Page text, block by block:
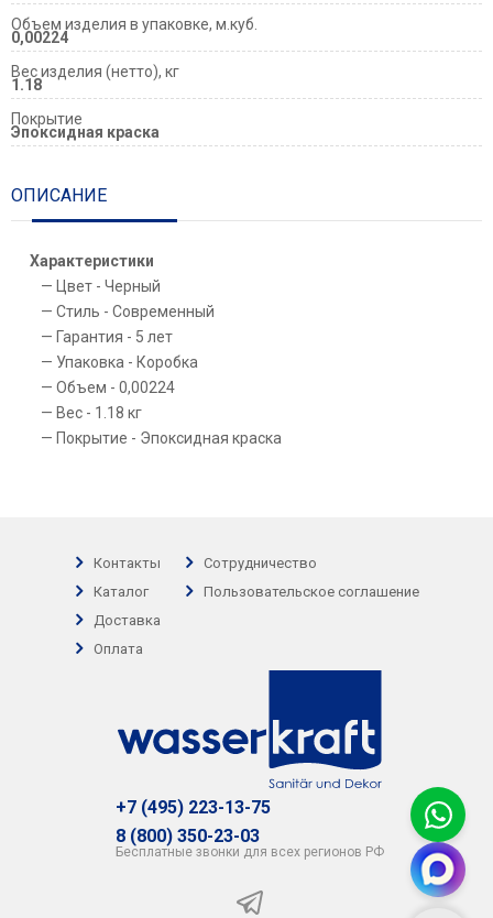
Объем изделия в упаковке, м.куб.
0,00224
Вес изделия (нетто), кг
1.18
Покрытие
Эпоксидная краска
ОПИСАНИЕ
Характеристики
Цвет - Черный
Стиль - Современный
Гарантия - 5 лет
Упаковка - Коробка
Объем - 0,00224
Вес - 1.18 кг
Покрытие - Эпоксидная краска
Контакты
Каталог
Доставка
Оплата
Сотрудничество
Пользовательское соглашение
+7 (495) 223-13-75
8 (800) 350-23-03
Бесплатные звонки для всех регионов РФ